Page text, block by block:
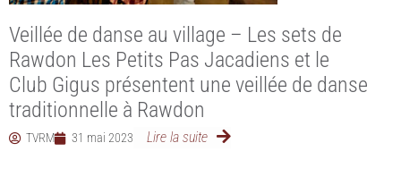
Veillée de danse au village – Les sets de
Rawdon Les Petits Pas Jacadiens et le
Club Gigus présentent une veillée de danse
traditionnelle à Rawdon
TVRM 31 mai 2023 Lire la suite